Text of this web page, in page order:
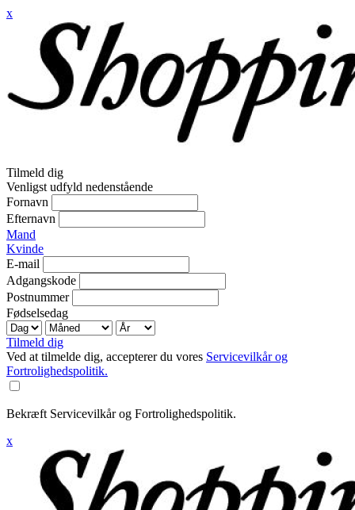
x
Tilmeld dig
Venligst udfyld nedenstående
Fornavn
Efternavn
Mand
Kvinde
E-mail
Adgangskode
Postnummer
Fødselsedag
Tilmeld dig
Ved at tilmelde dig, accepterer du vores Servicevilkår og
Fortrolighedspolitik.
Bekræft Servicevilkår og Fortrolighedspolitik.
x